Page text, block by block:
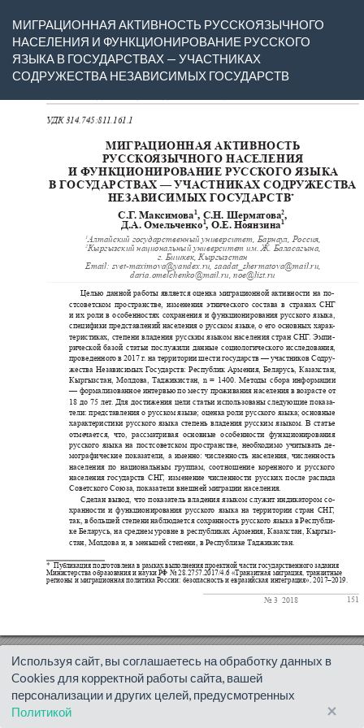
Подробностям
статье
МИГРАЦИОННАЯ АКТИВНОСТЬ РУССКОЯЗЫЧНОГО
НАСЕЛЕНИЯ И ФУНКЦИОНИРОВАНИЕ РУССКОГО
ЯЗЫКА В ГОСУДАРСТВАХ — УЧАСТНИКАХ
СОДРУЖЕСТВА НЕЗАВИСИМЫХ ГОСУДАРСТВ
Используя сайт, вы соглашаетесь на обработку данных в
Cookies для корректной работы сайта, вашей
персонализации и других целей, предусмотренных
Политикой
×